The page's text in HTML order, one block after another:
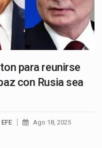
para reunirse
con Rusia sea
Ago 18, 2025